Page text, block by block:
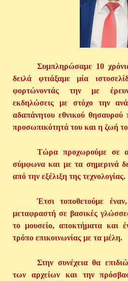
Συμπληρώσαμε 10
δειλά φτιάξαμε μία
φορτώνοντάς την με
εκδηλώσεις με στόχο την
αδαπάνητου εθνικού
προσωπικότητά του και η ζωή
Τώρα προχωρούμε σε
σύμφωνα και με τα σημερινά
από την εξέλιξη της τεχνολογίας.
Έτσι τοποθετούμε
μεταφραστή σε βασικές
το μουσείο, αποκτήματα και
τρόπο επικοινωνίας με τα μέλη.
Στην συνέχεια θα
των αρχείων και την